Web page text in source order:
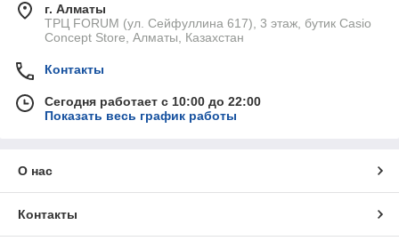
г. Алматы
ТРЦ FORUM (ул. Сейфуллина 617), 3 этаж, бутик Casio
Concept Store, Алматы, Казахстан
Контакты
Сегодня работает с 10:00 до 22:00
Показать весь график работы
О нас
Контакты